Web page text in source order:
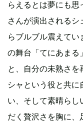
らえるとは夢にも
さんが演出される
らブルブル震えて
の舞台「てにあまる
と、自分の未熟さ
シャという役と共
い、そして素晴らし
だく贅沢さを胸に、